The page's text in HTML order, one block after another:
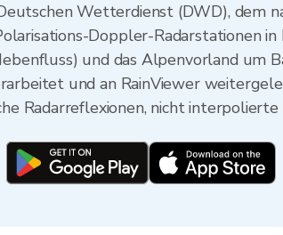
Wetterdienst (DWD), dem
Doppler-Radarstationen
und das Alpenvorland um
und an RainViewer
Radarreflexionen, nicht interpolierte